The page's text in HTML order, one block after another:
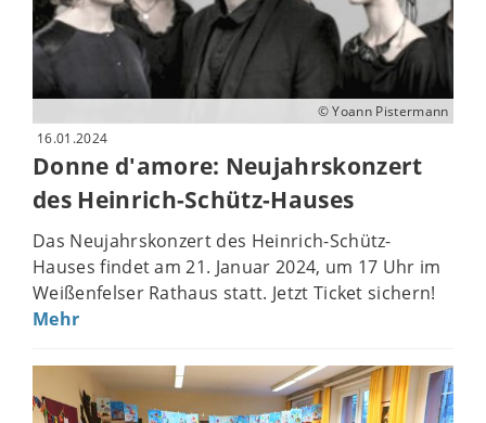
© Yoann Pistermann
16.01.2024
Donne d'amore: Neujahrskonzert
des Heinrich-Schütz-Hauses
Das Neujahrskonzert des Heinrich-Schütz-
Hauses findet am 21. Januar 2024, um 17 Uhr im
Weißenfelser Rathaus statt. Jetzt Ticket sichern!
Mehr